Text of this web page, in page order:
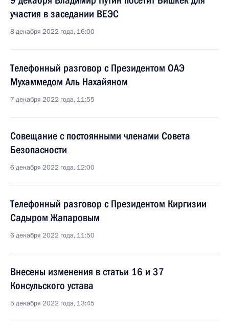
участия в заседании ВЕЭС
8 декабря 2022 года, 16:00
Телефонный разговор с Президентом ОАЭ
Мухаммедом Аль Нахайяном
7 декабря 2022 года, 11:55
Совещание с постоянными членами Совета
Безопасности
6 декабря 2022 года, 12:00
Телефонный разговор с Президентом Киргизии
Садыром Жапаровым
6 декабря 2022 года, 11:50
Внесены изменения в статьи 16 и 37
Консульского устава
5 декабря 2022 года, 13:45